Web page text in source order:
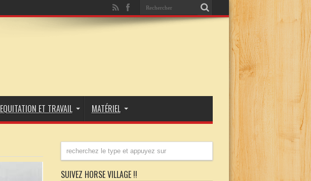
EQUITATION ET TRAVAIL MATÉRIEL
SUIVEZ HORSE VILLAGE !!